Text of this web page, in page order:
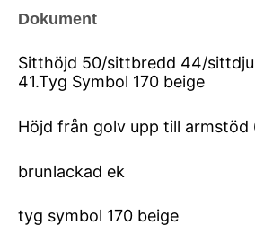
Dokument
Sitthöjd 50/sittbredd 44/
41.Tyg Symbol 170 beige
Höjd från golv upp till armstöd
brunlackad ek
tyg symbol 170 beige